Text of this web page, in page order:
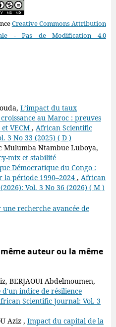
Creative Commons Attribution
- Pas de Modification 4.0
L’impact du taux
au Maroc : preuves
VECM , African Scientific
3 No 33 (2025) ( D )
Mulumba Ntambue Luboya,
mix et stabilité
Démocratique du Congo :
la période 1990–2024 , African
Vol. 3 No 36 (2026) ( M )
une recherche avancée de
auteur ou la même
BERJAOUI Abdelmoumen,
d'un indice de résilience
Scientific Journal: Vol. 3
Aziz , Impact du capital de la